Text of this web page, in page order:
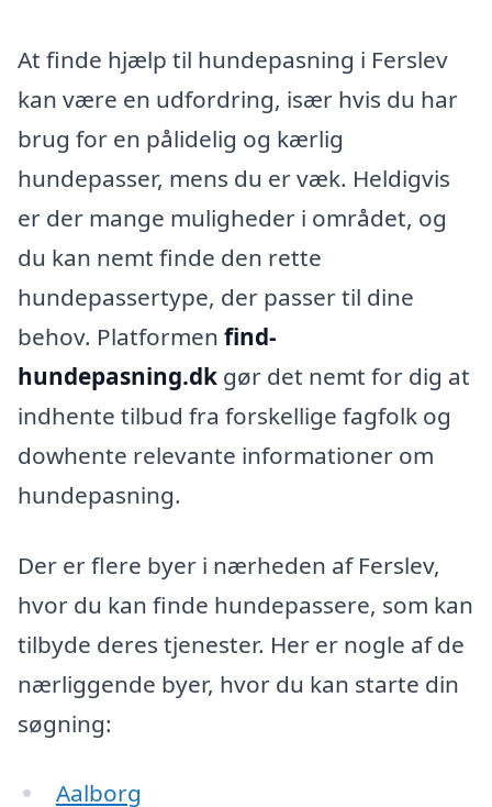
At finde hjælp til hundepasning i Ferslev
kan være en udfordring, især hvis du har
brug for en pålidelig og kærlig
hundepasser, mens du er væk. Heldigvis
er der mange muligheder i området, og
du kan nemt finde den rette
hundepassertype, der passer til dine
behov. Platformen find-
hundepasning.dk gør det nemt for dig at
indhente tilbud fra forskellige fagfolk og
dowhente relevante informationer om
hundepasning.
Der er flere byer i nærheden af Ferslev,
hvor du kan finde hundepassere, som kan
tilbyde deres tjenester. Her er nogle af de
nærliggende byer, hvor du kan starte din
søgning:
Aalborg